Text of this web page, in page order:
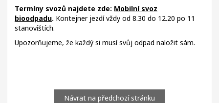
Termíny svozů najdete zde: Mobilní svoz
bioodpadu. Kontejner jezdí vždy od 8.30 do 12.20 po 11
stanovištích.
Upozorňujeme, že každý si musí svůj odpad naložit sám.
Návrat na předchozí stránku